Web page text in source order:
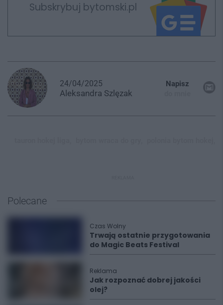
Subskrybuj bytomski.pl
24/04/2025
Aleksandra Szlęzak
Napisz
Polecane
Czas Wolny
Trwają ostatnie przygotowania
do Magic Beats Festival
Reklama
Jak rozpoznać dobrej jakości
olej?